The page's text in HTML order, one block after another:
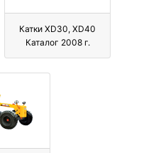
Катки XD30, XD40
Каталог 2008 г.